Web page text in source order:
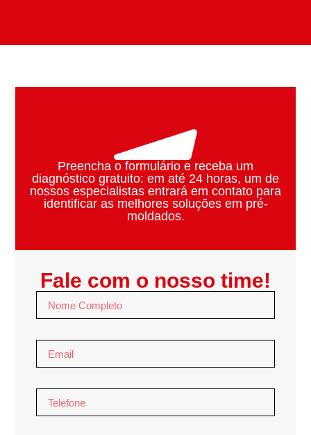
Preencha o formulário e receba um
diagnóstico gratuito: em até 24 horas, um de
nossos especialistas entrará em contato para
identificar as melhores soluções em pré-
moldados.
Fale com o nosso time!